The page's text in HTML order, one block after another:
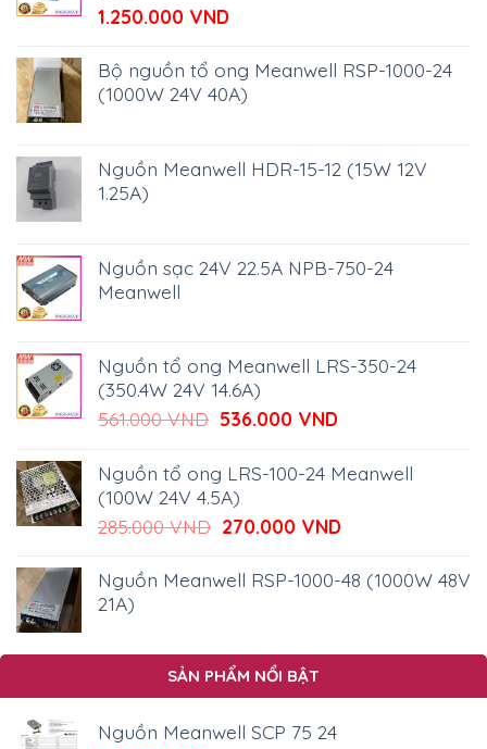
1.250.000 VND
Bộ nguồn tổ ong Meanwell RSP-1000-24
(1000W 24V 40A)
Nguồn Meanwell HDR-15-12 (15W 12V
1.25A)
Nguồn sạc 24V 22.5A NPB-750-24
Meanwell
Nguồn tổ ong Meanwell LRS-350-24
(350.4W 24V 14.6A)
561.000VND Giá
là:
561.000 VND.
536.000 VND
tại
536.000 VND.
Nguồn tổ ong LRS-100-24 Meanwell
(100W 24V 4.5A)
285.000VND Giá
là:
270.000 VND
tại
Nguồn Meanwell RSP-1000-48 (1000W 48V
21A)
SẢN PHẨM NỔI BẬT
Nguồn Meanwell SCP 75 24